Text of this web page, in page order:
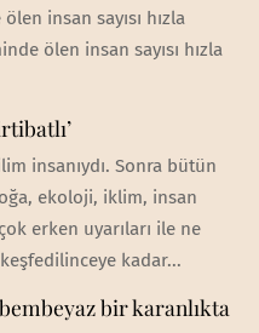
insan sayısı hızla
ölen insan sayısı hızla
insanıydı. Sonra bütün
ekoloji, iklim, insan
erken uyarıları ile ne
kadar...
bir karanlıkta